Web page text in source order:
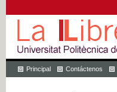
Principal Contáctenos